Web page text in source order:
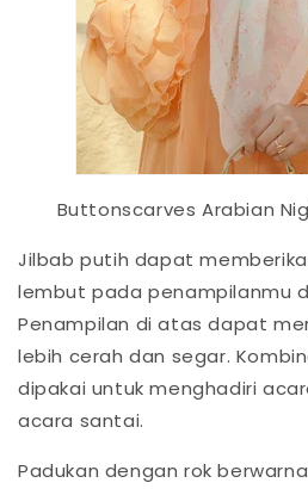
Buttonscarves Arabian
Jilbab putih dapat
lembut pada penampilanmu
Penampilan di atas dapat
lebih cerah dan segar.
dipakai untuk menghadiri
acara santai.
Padukan dengan rok berwarna